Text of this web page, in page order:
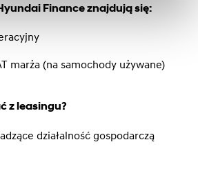
Finance znajdują się:
marża (na samochody używane)
z leasingu?
działalność gospodarczą